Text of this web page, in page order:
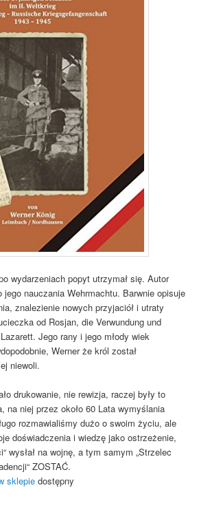
wydarzeniach popyt utrzymał się. Autor
jego nauczania Wehrmachtu. Barwnie opisuje
znalezienie nowych przyjaciół i utraty
od Rosjan, die Verwundung und
Jego rany i jego młody wiek
Werner że król został
niewoli.
drukowanie, nie rewizja, raczej były to
na niej przez około 60 Lata wymyślania
rozmawialiśmy dużo o swoim życiu, ale
doświadczenia i wiedzę jako ostrzeżenie,
wysłał na wojnę, a tym samym „Strzelec
ZOSTAĆ.
sklepie dostępny